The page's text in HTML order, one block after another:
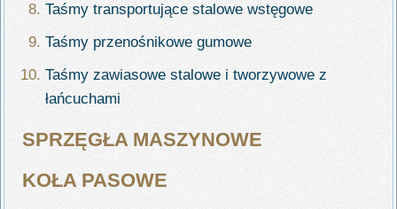
Taśmy transportujące stalowe wstęgowe
Taśmy przenośnikowe gumowe
Taśmy zawiasowe stalowe i tworzywowe z
łańcuchami
SPRZĘGŁA MASZYNOWE
KOŁA PASOWE